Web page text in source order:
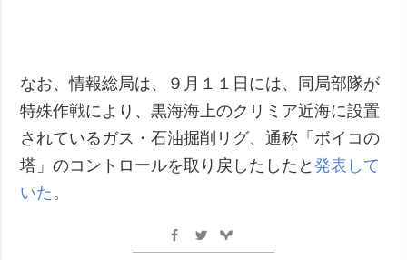
なお、情報総局は、９月１１日には、同局部隊が
特殊作戦により、黒海海上のクリミア近海に設置
されているガス・石油掘削リグ、通称「ボイコの
塔」のコントロールを取り戻したしたと発表して
いた 。